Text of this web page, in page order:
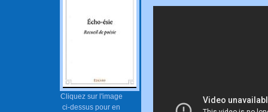
Cliquez sur l'image
ci-dessus pour en